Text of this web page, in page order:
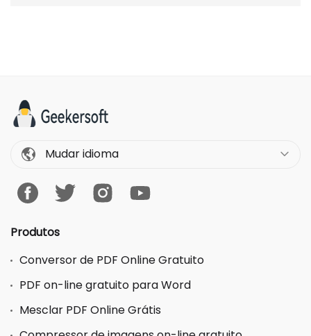
Mudar idioma
Produtos
Conversor de PDF Online Gratuito
PDF on-line gratuito para Word
Mesclar PDF Online Grátis